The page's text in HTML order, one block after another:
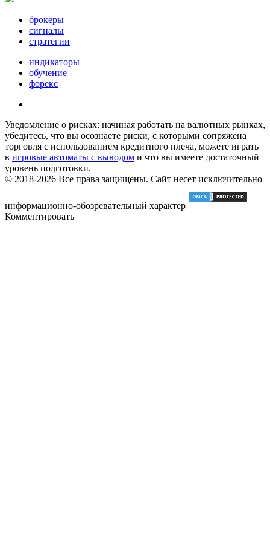
брокеры
сигналы
стратегии
индикаторы
обучение
форекс
Уведомление о рисках: начиная работать на валютных рынках,
убедитесь, что вы осознаете риски, с которыми сопряжена
торговля с использованием кредитного плеча, можете играть
в игровые автоматы с выводом и что вы имеете достаточный
уровень подготовки.
© 2018-2026 Все права защищены. Сайт несет исключительно
информационно-обозревательный характер
Комментировать